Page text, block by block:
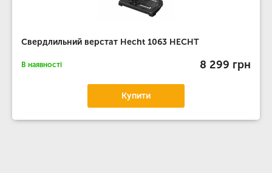
Свердлильний верстат Hecht 1063 HECHT
В наявності 8 299 грн
Купити